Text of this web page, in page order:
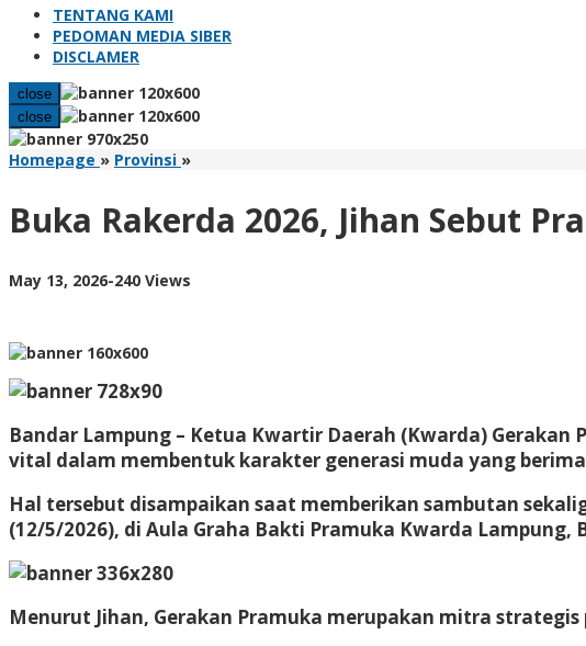
TENTANG KAMI
PEDOMAN MEDIA SIBER
DISCLAMER
close
close
Homepage » Provinsi »Buka
Jihan
Buka Rakerda 2026, Jihan Sebut
May 13, 2026by
-240 Views
Bandar Lampung – Ketua Kwartir Daerah (Kwarda)
vital dalam membentuk karakter generasi muda yang
Hal tersebut disampaikan saat memberikan sambutan
(12/5/2026), di Aula Graha Bakti Pramuka Kwarda Lampung,
Menurut Jihan, Gerakan Pramuka merupakan mitra